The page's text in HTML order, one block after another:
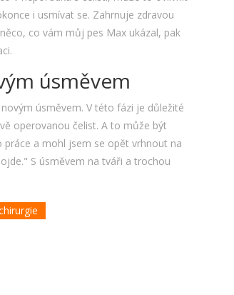
i usmívat se. Zahrnuje zdravou
co vám můj pes Max ukázal, pak
úsměvem
úsměvem. V této fázi je důležité
operovanou čelist. A to může být
práce a mohl jsem se opět vrhnout na
S úsměvem na tváři a trochou